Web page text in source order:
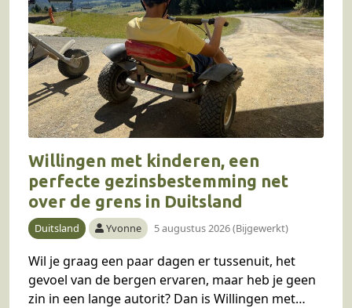
Willingen met kinderen, een
perfecte gezinsbestemming net
over de grens in Duitsland
Duitsland Yvonne 5 augustus 2026 (Bijgewerkt)
Wil je graag een paar dagen er tussenuit, het
gevoel van de bergen ervaren, maar heb je geen
zin in een lange autorit? Dan is Willingen met